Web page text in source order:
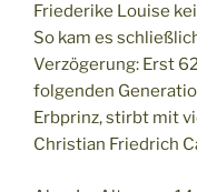
Friederike Louise
So kam es
Verzögerung: Erst
folgenden
Erbprinz, stirbt mit
Christian Friedrich